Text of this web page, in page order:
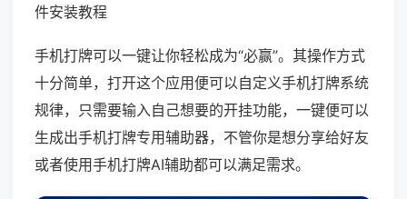
件安装教程
手机打牌可以一键让你轻松成为“必赢”。其操作方式
十分简单，打开这个应用便可以自定义手机打牌系统
规律，只需要输入自己想要的开挂功能，一键便可以
生成出手机打牌专用辅助器，不管你是想分享给好友
或者使用手机打牌AI辅助都可以满足需求。